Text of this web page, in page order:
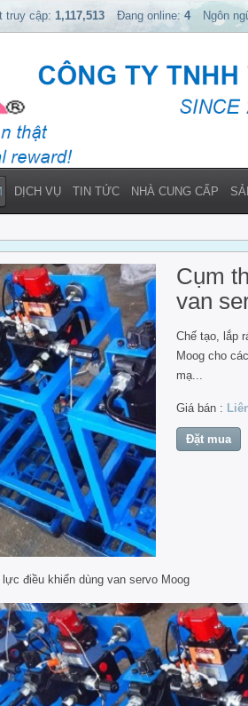
Cụm
van
Chế tạo, lắp
Moog cho
mạ...
Giá bán :
điều khiển dùng van servo Moog
truy cập: 1,117,513 Đang online: 4 Ngôn
DỊCH VỤ TIN TỨC NHÀ CUNG CẤP